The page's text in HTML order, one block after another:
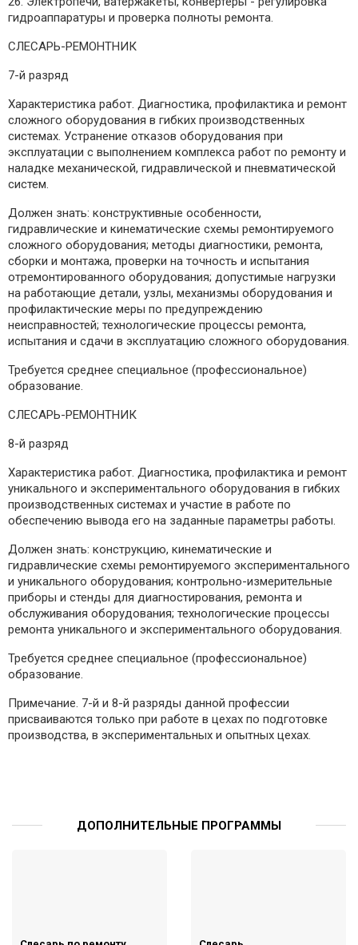
гидроаппаратуры и проверка полноты ремонта.
СЛЕСАРЬ-РЕМОНТНИК
7-й разряд
Характеристика работ. Диагностика, профилактика и ремонт
сложного оборудования в гибких производственных
системах. Устранение отказов оборудования при
эксплуатации с выполнением комплекса работ по ремонту и
наладке механической, гидравлической и пневматической
систем.
Должен знать: конструктивные особенности,
гидравлические и кинематические схемы ремонтируемого
сложного оборудования; методы диагностики, ремонта,
сборки и монтажа, проверки на точность и испытания
отремонтированного оборудования; допустимые нагрузки
на работающие детали, узлы, механизмы оборудования и
профилактические меры по предупреждению
неисправностей; технологические процессы ремонта,
испытания и сдачи в эксплуатацию сложного оборудования.
Требуется среднее специальное (профессиональное)
образование.
СЛЕСАРЬ-РЕМОНТНИК
8-й разряд
Характеристика работ. Диагностика, профилактика и ремонт
уникального и экспериментального оборудования в гибких
производственных системах и участие в работе по
обеспечению вывода его на заданные параметры работы.
Должен знать: конструкцию, кинематические и
гидравлические схемы ремонтируемого экспериментального
и уникального оборудования; контрольно-измерительные
приборы и стенды для диагностирования, ремонта и
обслуживания оборудования; технологические процессы
ремонта уникального и экспериментального оборудования.
Требуется среднее специальное (профессиональное)
образование.
Примечание. 7-й и 8-й разряды данной профессии
присваиваются только при работе в цехах по подготовке
производства, в экспериментальных и опытных цехах.
ДОПОЛНИТЕЛЬНЫЕ ПРОГРАММЫ